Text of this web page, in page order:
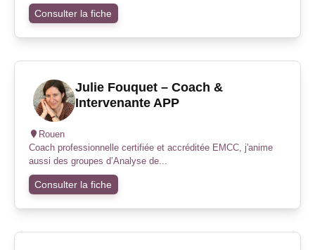
Consulter la fiche
Julie Fouquet – Coach &
Intervenante APP
Rouen
Coach professionnelle certifiée et accréditée EMCC, j'anime
aussi des groupes d’Analyse de...
Consulter la fiche